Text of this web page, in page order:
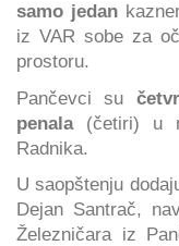
samo jedan
iz VAR sobe za
prostoru.
Pančevci su
penala(četiri) u
Radnika.
U saopštenju
Dejan Santrač,
Železničara iz